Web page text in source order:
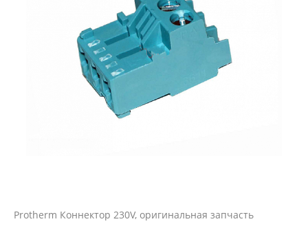
Protherm Коннектор 230V, оригинальная запчасть